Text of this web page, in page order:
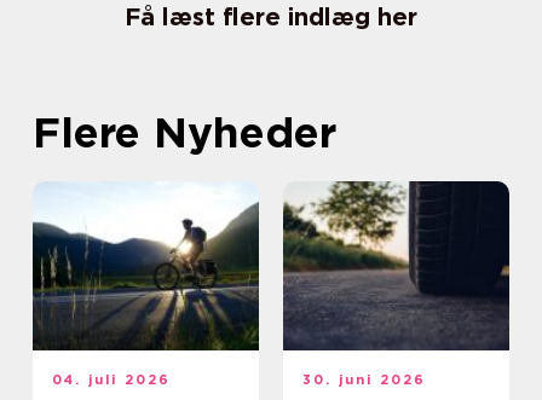
Få læst flere indlæg her
Flere Nyheder
04. juli 2026 30. juni 2026